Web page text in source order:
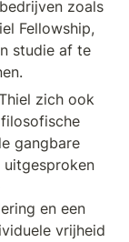
zoals
Fellowship,
studie af te
zich ook
gangbare
uitgesproken
en een
vrijheid